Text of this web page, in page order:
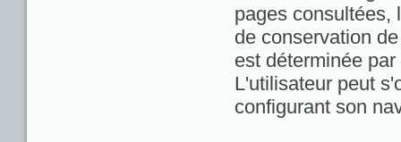
pages consultées,
de conservation
est déterminée
L'utilisateur peut
configurant son